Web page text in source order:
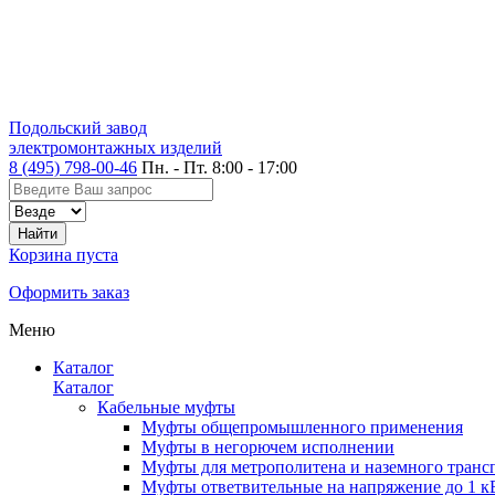
Подольский завод
электромонтажных изделий
8 (495) 798-00-46 Пн. - Пт. 8:00 - 17:00
Корзина пуста
Оформить заказ
Меню
Каталог
Каталог
Кабельные муфты
Муфты общепромышленного применения
Муфты в негорючем исполнении
Муфты для метрополитена и наземного
Муфты ответвительные на напряжение до 1